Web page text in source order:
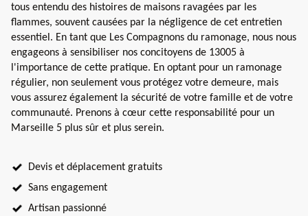
tous entendu des histoires de maisons ravagées par les
flammes, souvent causées par la négligence de cet entretien
essentiel. En tant que Les Compagnons du ramonage, nous nous
engageons à sensibiliser nos concitoyens de 13005 à
l'importance de cette pratique. En optant pour un ramonage
régulier, non seulement vous protégez votre demeure, mais
vous assurez également la sécurité de votre famille et de votre
communauté. Prenons à cœur cette responsabilité pour un
Marseille 5 plus sûr et plus serein.
Devis et déplacement gratuits
Sans engagement
Artisan passionné